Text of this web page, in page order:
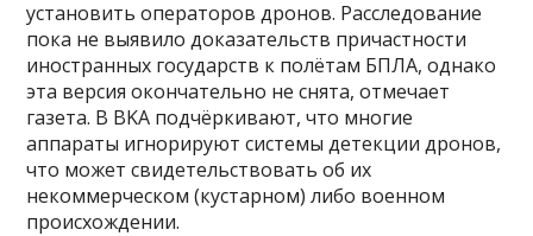
установить операторов дронов. Расследование
пока не выявило доказательств причастности
иностранных государств к полётам БПЛА, однако
эта версия окончательно не снята, отмечает
газета. В BKA подчёркивают, что многие
аппараты игнорируют системы детекции дронов,
что может свидетельствовать об их
некоммерческом (кустарном) либо военном
происхождении.